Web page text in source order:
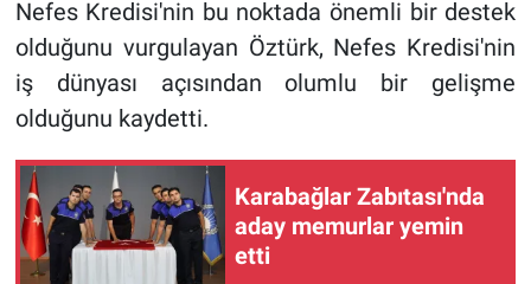
Nefes Kredisi'nin bu noktada önemli bir destek
olduğunu vurgulayan Öztürk, Nefes Kredisi'nin
iş dünyası açısından olumlu bir gelişme
olduğunu kaydetti.
Karabağlar Zabıtası'nda
aday memurlar yemin
etti